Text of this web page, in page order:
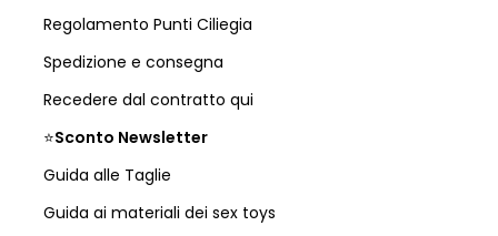
Regolamento Punti Ciliegia
Spedizione e consegna
Recedere dal contratto qui
⭐Sconto Newsletter
Guida alle Taglie
Guida ai materiali dei sex toys